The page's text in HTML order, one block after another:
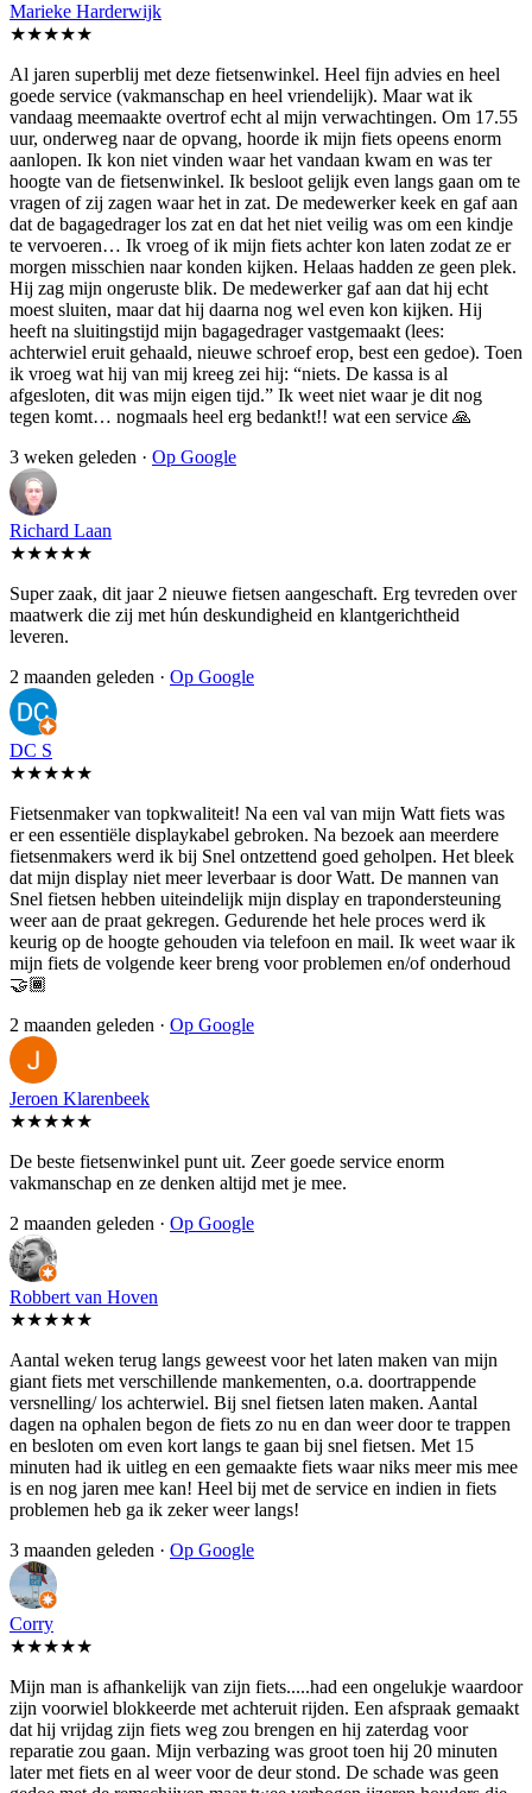
Marieke Harderwijk
★★★★★
Al jaren superblij met deze fietsenwinkel. Heel fijn advies en heel
goede service (vakmanschap en heel vriendelijk). Maar wat ik
vandaag meemaakte overtrof echt al mijn verwachtingen. Om 17.55
uur, onderweg naar de opvang, hoorde ik mijn fiets opeens enorm
aanlopen. Ik kon niet vinden waar het vandaan kwam en was ter
hoogte van de fietsenwinkel. Ik besloot gelijk even langs gaan om te
vragen of zij zagen waar het in zat. De medewerker keek en gaf aan
dat de bagagedrager los zat en dat het niet veilig was om een kindje
te vervoeren… Ik vroeg of ik mijn fiets achter kon laten zodat ze er
morgen misschien naar konden kijken. Helaas hadden ze geen plek.
Hij zag mijn ongeruste blik. De medewerker gaf aan dat hij echt
moest sluiten, maar dat hij daarna nog wel even kon kijken. Hij
heeft na sluitingstijd mijn bagagedrager vastgemaakt (lees:
achterwiel eruit gehaald, nieuwe schroef erop, best een gedoe). Toen
ik vroeg wat hij van mij kreeg zei hij: “niets. De kassa is al
afgesloten, dit was mijn eigen tijd.” Ik weet niet waar je dit nog
tegen komt… nogmaals heel erg bedankt!! wat een service 🙏
3 weken geleden · Op Google
Richard Laan
★★★★★
Super zaak, dit jaar 2 nieuwe fietsen aangeschaft. Erg tevreden over
maatwerk die zij met hún deskundigheid en klantgerichtheid
leveren.
2 maanden geleden · Op Google
DC S
★★★★★
Fietsenmaker van topkwaliteit! Na een val van mijn Watt fiets was
er een essentiële displaykabel gebroken. Na bezoek aan meerdere
fietsenmakers werd ik bij Snel ontzettend goed geholpen. Het bleek
dat mijn display niet meer leverbaar is door Watt. De mannen van
Snel fietsen hebben uiteindelijk mijn display en trapondersteuning
weer aan de praat gekregen. Gedurende het hele proces werd ik
keurig op de hoogte gehouden via telefoon en mail. Ik weet waar ik
mijn fiets de volgende keer breng voor problemen en/of onderhoud
🤝🏾
2 maanden geleden · Op Google
Jeroen Klarenbeek
★★★★★
De beste fietsenwinkel punt uit. Zeer goede service enorm
vakmanschap en ze denken altijd met je mee.
2 maanden geleden · Op Google
Robbert van Hoven
★★★★★
Aantal weken terug langs geweest voor het laten maken van mijn
giant fiets met verschillende mankementen, o.a. doortrappende
versnelling/ los achterwiel. Bij snel fietsen laten maken. Aantal
dagen na ophalen begon de fiets zo nu en dan weer door te trappen
en besloten om even kort langs te gaan bij snel fietsen. Met 15
minuten had ik uitleg en een gemaakte fiets waar niks meer mis mee
is en nog jaren mee kan! Heel bij met de service en indien in fiets
problemen heb ga ik zeker weer langs!
3 maanden geleden · Op Google
Corry
★★★★★
Mijn man is afhankelijk van zijn fiets.....had een ongelukje waardoor
zijn voorwiel blokkeerde met achteruit rijden. Een afspraak gemaakt
dat hij vrijdag zijn fiets weg zou brengen en hij zaterdag voor
reparatie zou gaan. Mijn verbazing was groot toen hij 20 minuten
later met fiets en al weer voor de deur stond. De schade was geen